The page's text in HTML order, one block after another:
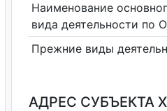
Наименование
вида деятельности по
Прежние виды
АДРЕС СУБЪЕКТА